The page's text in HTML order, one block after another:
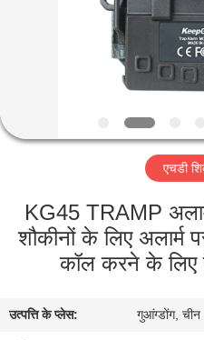
हमारे
बारे
कारखाने
दौरा
एचडी
KG45 TRAMP
शौकीनों के लिए
कॉल करने के लिए
उत्पत्ति के प्लेस: गुआंग्डोंग, चीन